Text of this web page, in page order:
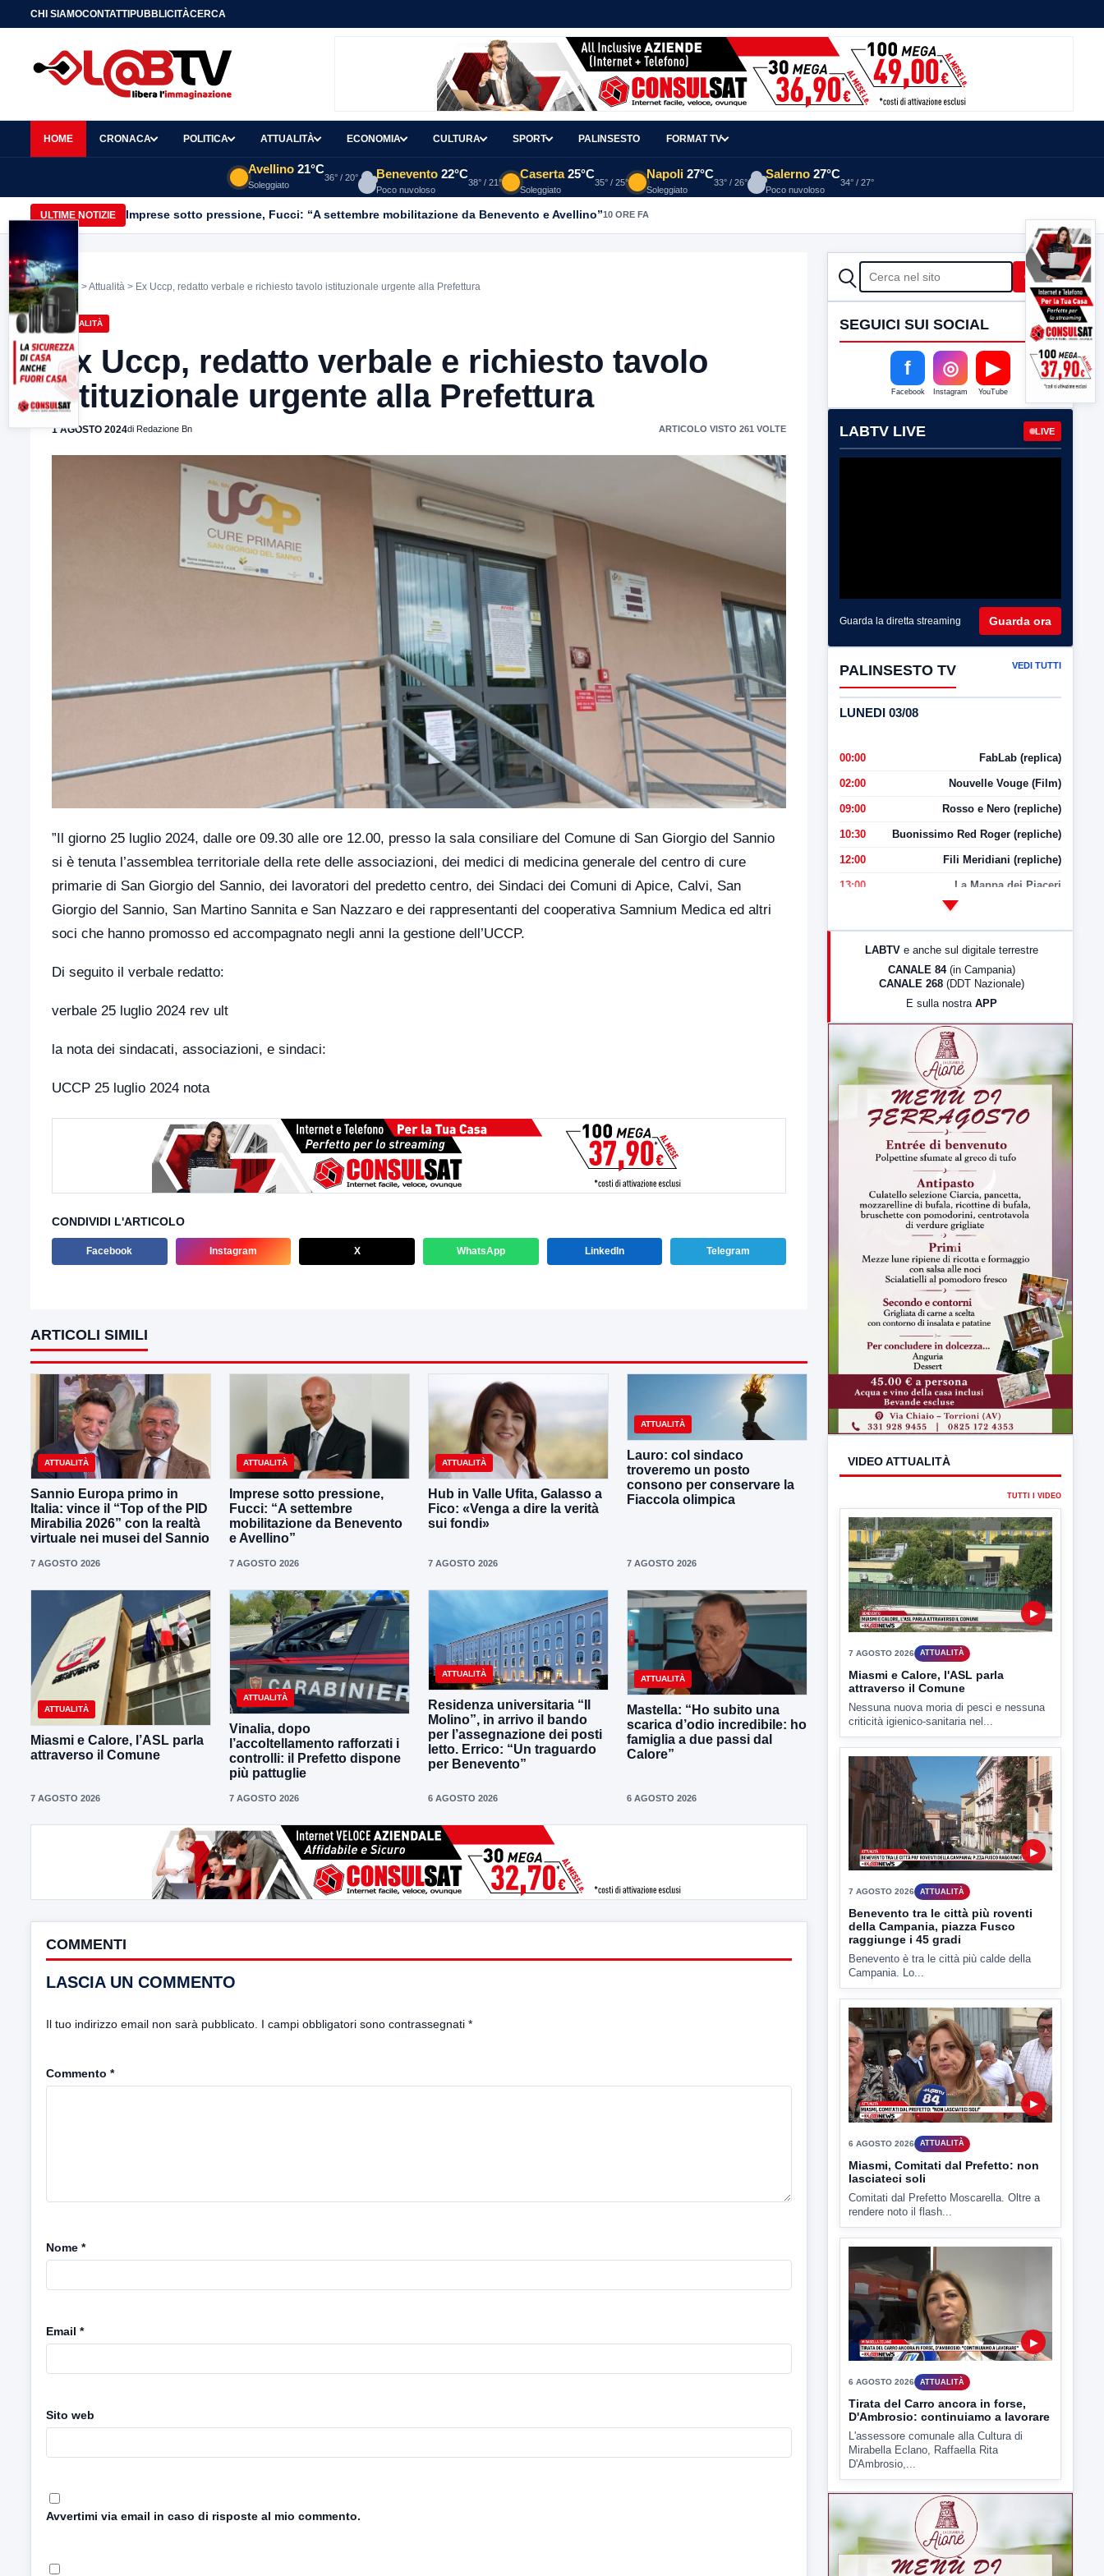
CHI SIAMOCONTATTIPUBBLICITÀCERCA
HOME CRONACA POLITICA ATTUALITÀ ECONOMIA CULTURA SPORT PALINSESTO FORMAT TV
Avellino 21°C
Soleggiato
36° / 20° Benevento 22°C
Poco nuvoloso
38° / 21°
Caserta 25°C
Soleggiato
35° / 25°
Napoli 27°C
Soleggiato
33° / 26°
Salerno 27°C
Poco nuvoloso
34° / 27°
ULTIME NOTIZIE Imprese sotto pressione, Fucci: “A settembre mobilitazione da Benevento e Avellino”10 ORE FA
Home >Attualità > Ex Uccp, redatto verbale e richiesto tavolo istituzionale urgente alla Prefettura
ATTUALITÀ
Ex Uccp, redatto verbale e richiesto tavolo
istituzionale urgente alla Prefettura
1 AGOSTO 2024di Redazione Bn ARTICOLO VISTO 261 VOLTE
”Il giorno 25 luglio 2024, dalle ore 09.30 alle ore 12.00, presso la sala consiliare del Comune di San Giorgio del Sannio
si è tenuta l’assemblea territoriale della rete delle associazioni, dei medici di medicina generale del centro di cure
primarie di San Giorgio del Sannio, dei lavoratori del predetto centro, dei Sindaci dei Comuni di Apice, Calvi, San
Giorgio del Sannio, San Martino Sannita e San Nazzaro e dei rappresentanti del cooperativa Samnium Medica ed altri
soci che hanno promosso ed accompagnato negli anni la gestione dell’UCCP.
Di seguito il verbale redatto:
verbale 25 luglio 2024 rev ult
la nota dei sindacati, associazioni, e sindaci:
UCCP 25 luglio 2024 nota
CONDIVIDI L'ARTICOLO
Facebook Instagram X WhatsApp LinkedIn Telegram
ARTICOLI SIMILI
ATTUALITÀ
Sannio Europa primo in
Italia: vince il “Top of the PID
Mirabilia 2026” con la realtà
virtuale nei musei del Sannio
7 AGOSTO 2026
ATTUALITÀ
Imprese sotto pressione,
Fucci: “A settembre
mobilitazione da Benevento
e Avellino”
7 AGOSTO 2026
ATTUALITÀ
Hub in Valle Ufita, Galasso a
Fico: «Venga a dire la verità
sui fondi»
7 AGOSTO 2026
ATTUALITÀ
Lauro: col sindaco
troveremo un posto
consono per conservare la
Fiaccola olimpica
7 AGOSTO 2026
ATTUALITÀ
Miasmi e Calore, l’ASL parla
attraverso il Comune
7 AGOSTO 2026
ATTUALITÀ
Vinalia, dopo
l’accoltellamento rafforzati i
controlli: il Prefetto dispone
più pattuglie
7 AGOSTO 2026
ATTUALITÀ
Residenza universitaria “Il
Molino”, in arrivo il bando
per l’assegnazione dei posti
letto. Errico: “Un traguardo
per Benevento”
6 AGOSTO 2026
ATTUALITÀ
Mastella: “Ho subito una
scarica d’odio incredibile: ho
famiglia a due passi dal
Calore”
6 AGOSTO 2026
COMMENTI
LASCIA UN COMMENTO
Il tuo indirizzo email non sarà pubblicato. I campi obbligatori sono contrassegnati *
Commento *
Nome *
Email *
Sito web
Avvertimi via email in caso di risposte al mio commento.
CERCA Cerca
SEGUICI SUI SOCIAL
f
Facebook
◎
Instagram
▶
YouTube
LABTV LIVE LIVE
Guarda la diretta streaming Guarda ora
PALINSESTO TV VEDI TUTTI
LUNEDI 03/08
00:00 FabLab (replica)
02:00 Nouvelle Vouge (Film)
09:00 Rosso e Nero (repliche)
10:30 Buonissimo Red Roger (repliche)
12:00 Fili Meridiani (repliche)
13:00 La Mappa dei Piaceri
LabNews (Diretta)
LabNews (replica)
LABTV e anche sul digitale terrestre
CANALE 84 (in Campania)
CANALE 268 (DDT Nazionale)
E sulla nostra APP
VIDEO ATTUALITÀ
TUTTI I VIDEO
▶
7 AGOSTO 2026 ATTUALITÀ
Miasmi e Calore, l'ASL parla
attraverso il Comune
Nessuna nuova moria di pesci e nessuna
criticità igienico-sanitaria nel...
▶
7 AGOSTO 2026 ATTUALITÀ
Benevento tra le città più roventi
della Campania, piazza Fusco
raggiunge i 45 gradi
Benevento è tra le città più calde della
Campania. Lo...
▶
6 AGOSTO 2026 ATTUALITÀ
Miasmi, Comitati dal Prefetto: non
lasciateci soli
Comitati dal Prefetto Moscarella. Oltre a
rendere noto il flash...
▶
6 AGOSTO 2026 ATTUALITÀ
Tirata del Carro ancora in forse,
D'Ambrosio: continuiamo a lavorare
L'assessore comunale alla Cultura di
Mirabella Eclano, Raffaella Rita
D'Ambrosio,...